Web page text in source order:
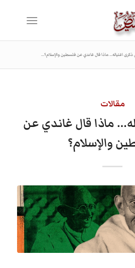
ذكرى اغتياله… ماذا قال غاندي عن فلسطين والإسلام؟...
مقالات
ماذا قال غاندي عن
والإسلام؟